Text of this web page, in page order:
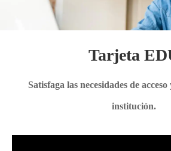
Tarjeta
Satisfaga las necesidades de
institución.